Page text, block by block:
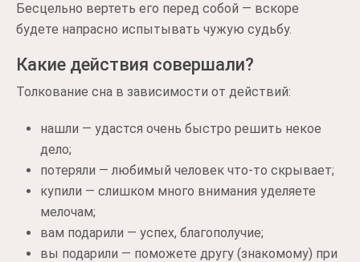
Бесцельно вертеть его перед собой — вскоре
будете напрасно испытывать чужую судьбу.
Какие действия совершали?
Толкование сна в зависимости от действий:
нашли — удастся очень быстро решить некое
дело;
потеряли — любимый человек что-то скрывает;
купили — слишком много внимания уделяете
мелочам;
вам подарили — успех, благополучие;
вы подарили — поможете другу (знакомому) при